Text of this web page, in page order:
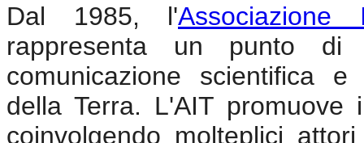
Dal 1985, l'
rappresenta un punto di
comunicazione scientifica
della Terra. L'AIT
coinvolgendo molteplici